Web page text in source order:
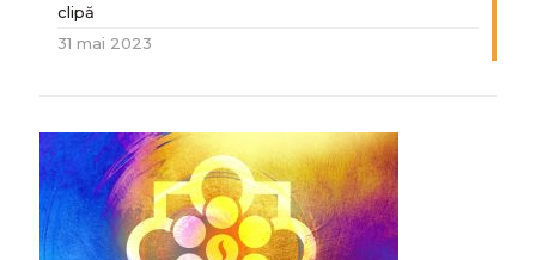
clipă
31 mai 2023